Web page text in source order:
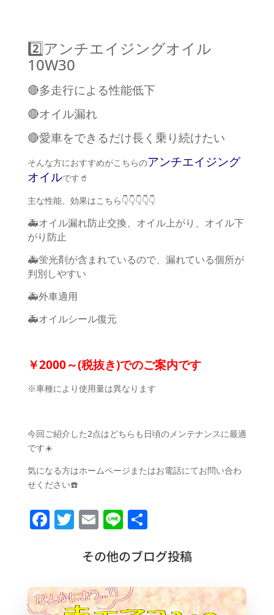
2️⃣アンチエイジングオイル
10W30
🔴多走行による性能低下
🔴オイル漏れ
🔴愛車をできるだけ長く乗り続けたい
そんな方におすすめがこちらのアンチエイジング
オイルです🥤
主な性能、効果はこちら👇👇👇👇👇
🚑オイル漏れ防止交換、オイル上がり、オイル下
がり防止
🚑蛍光剤が含まれているので、漏れている個所が
判別しやすい
🚑外車適用
🚑オイルシール復元
￥2000～(税抜き)でのご案内です
※車種により使用量は異なります
今回ご紹介した2点はどちらも日頃のメンテナンスに最適
です☀️
気になる方はホームページまたはお電話にてお問い合わ
せください☎️
F
b
T
it
r
E
ai
Li
e
共
その他のブログ投稿